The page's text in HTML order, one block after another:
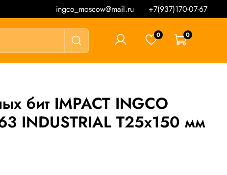
ingco_moscow@mail.ru +7(937)170-07-67
0 0
бит IMPACT INGCO
INDUSTRIAL T25х150 мм